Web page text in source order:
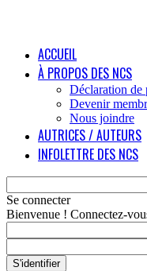
ACCUEIL
À PROPOS DES NCS
Déclaration de
Devenir
Nous joindre
AUTRICES / AUTEURS
INFOLETTRE DES NCS
Se connecter
Bienvenue ! Connectez-